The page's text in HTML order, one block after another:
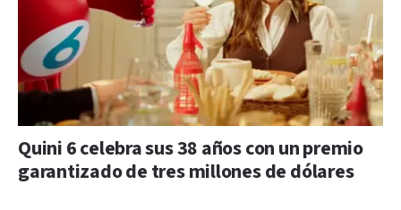
Quini 6 celebra sus 38 años con un premio
garantizado de tres millones de dólares